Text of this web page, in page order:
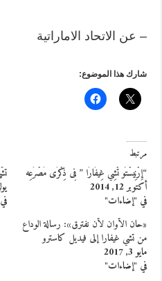
– عن الاتحاد الاماراتية
شارك هذا الموضوع:
مرتبط
“إِرْنِيسْتُو تْشِي غِيفَارَا ” فِى ذِكْرَى مَصْرَعِه
أكتوبر 12, 2014
في "إضاءات"
«حان الأوان لأن نفترق»: رسالة الوداع
من تشي غيفارا إلى فيديل كاسترو
مايو 3, 2017
في "إضاءات"